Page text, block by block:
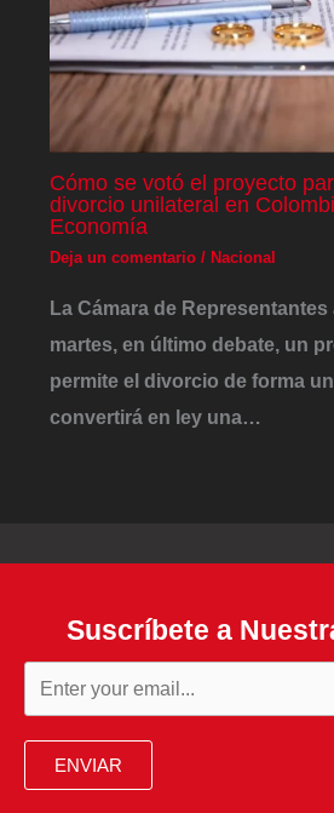
Cómo se votó el proyecto
divorcio unilateral en
Economía
Deja un comentario /Nacional
La Cámara de
martes, en último debate, un
permite el divorcio de forma
convertirá en ley una…
Suscríbete a
ENVIAR